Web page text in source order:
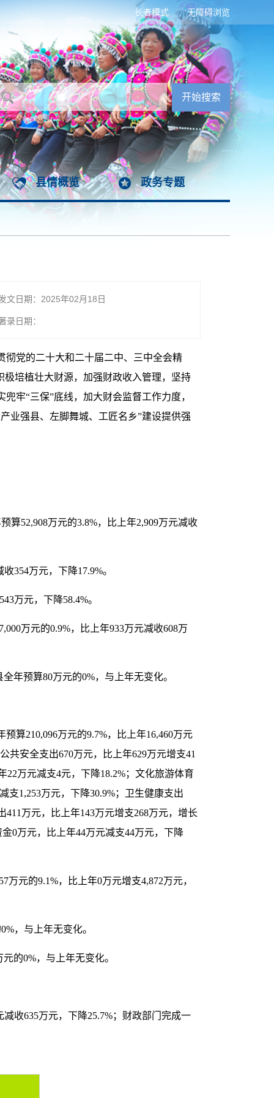
无障碍浏览
长者模式
县情概览 政务专题
文日期：2025年02月18日
录日期：
彻党的二十大和二十届二中、三中全会精
培植壮大财源，加强财政收入管理，坚持
牢“三保”底线，加大财会监督工作力度，
业强县、左脚舞城、工匠名乡”建设提供强
算52,908万元的3.8%，比上年2,909万元减收
354万元，下降17.9%。
万元，下降58.4%。
万元的0.9%，比上年933万元减收608万
年预算80万元的0%，与上年无变化。
算210,096万元的9.7%，比上年16,460万元
共安全支出670万元，比上年629万元增支41
22万元减支4元，下降18.2%；文化旅游体育
支1,253万元，下降30.9%；卫生健康支出
万元，比上年143万元增支268万元，增长
0万元，比上年44万元减支44万元，下降
元的9.1%，比上年0万元增支4,872万元，
，与上年无变化。
的0%，与上年无变化。
收635万元，下降25.7%；财政部门完成一